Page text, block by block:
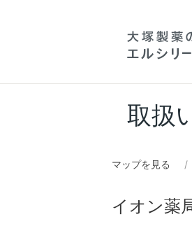
取扱
マップを見る
イオン薬